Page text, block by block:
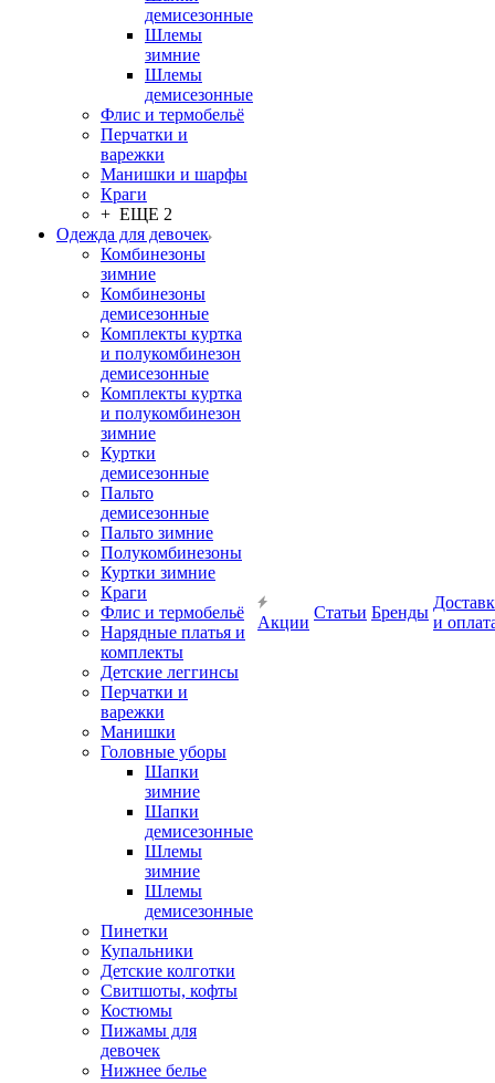
демисезонные
Шлемы
зимние
Шлемы
демисезонные
Флис и термобельё
Перчатки и
варежки
Манишки и шарфы
Краги
+ ЕЩЕ 2
Одежда для девочек
Комбинезоны
зимние
Комбинезоны
демисезонные
Комплекты куртка
и полукомбинезон
демисезонные
Комплекты куртка
и полукомбинезон
зимние
Куртки
демисезонные
Пальто
демисезонные
Пальто зимние
Полукомбинезоны
Куртки зимние
Краги
Флис и термобельё
Нарядные платья и
комплекты
Детские леггинсы
Перчатки и
варежки
Манишки
Головные уборы
Шапки
зимние
Шапки
демисезонные
Шлемы
зимние
Шлемы
демисезонные
Пинетки
Купальники
Детские колготки
Свитшоты, кофты
Костюмы
Пижамы для
девочек
Нижнее белье
Акции
Статьи Бренды
и